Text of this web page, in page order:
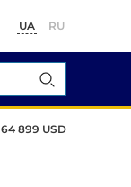
UA RU
64 899 USD